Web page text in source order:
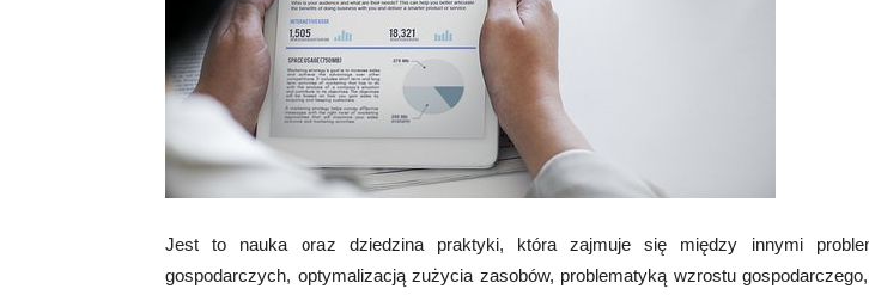
Jest to nauka oraz dziedzina praktyki, która zajmuje się między innymi
gospodarczych, optymalizacją zużycia zasobów, problematyką wzrostu